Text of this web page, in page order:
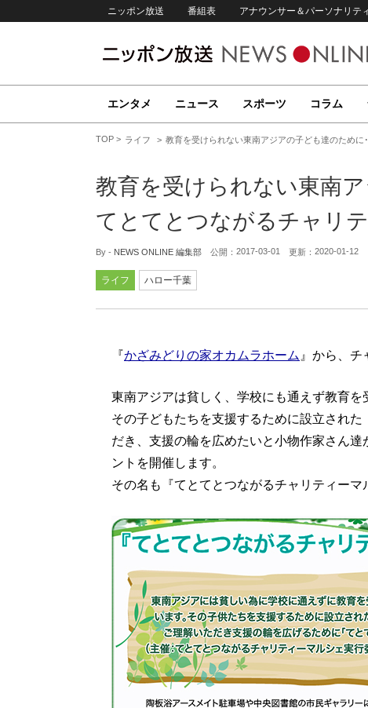
ニッポン放送 番組表 アナウンサー＆パーソナリテ
エンタメ ニュース スポーツ コラム
TOP ライフ 教育を受けられない東南アジアの子ども達のために
教育を受けられない東南
てとてとつながるチャリ
By - NEWS ONLINE 編集部 公開： 2017-03-01 更新： 2020-01-12
ライフ ハロー千葉
『かざみどりの家オカムラホーム 』から、チ
東南アジアは貧しく、学校にも通えず教育を
その子どもたちを支援するために設立され
だき、支援の輪を広めたいと小物作家さん
ントを開催します。
その名も『てとてとつながるチャリティーマ